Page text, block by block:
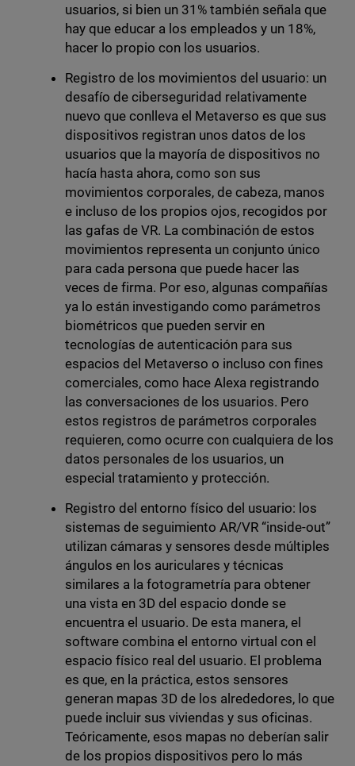
usuarios, si bien un 31% también señala que
hay que educar a los empleados y un 18%,
hacer lo propio con los usuarios.
Registro de los movimientos del usuario: un
desafío de ciberseguridad relativamente
nuevo que conlleva el Metaverso es que sus
dispositivos registran unos datos de los
usuarios que la mayoría de dispositivos no
hacía hasta ahora, como son sus
movimientos corporales, de cabeza, manos
e incluso de los propios ojos, recogidos por
las gafas de VR. La combinación de estos
movimientos representa un conjunto único
para cada persona que puede hacer las
veces de firma. Por eso, algunas compañías
ya lo están investigando como parámetros
biométricos que pueden servir en
tecnologías de autenticación para sus
espacios del Metaverso o incluso con fines
comerciales, como hace Alexa registrando
las conversaciones de los usuarios. Pero
estos registros de parámetros corporales
requieren, como ocurre con cualquiera de los
datos personales de los usuarios, un
especial tratamiento y protección.
Registro del entorno físico del usuario: los
sistemas de seguimiento AR/VR “inside-out”
utilizan cámaras y sensores desde múltiples
ángulos en los auriculares y técnicas
similares a la fotogrametría para obtener
una vista en 3D del espacio donde se
encuentra el usuario. De esta manera, el
software combina el entorno virtual con el
espacio físico real del usuario. El problema
es que, en la práctica, estos sensores
generan mapas 3D de los alrededores, lo que
puede incluir sus viviendas y sus oficinas.
Teóricamente, esos mapas no deberían salir
de los propios dispositivos pero lo más